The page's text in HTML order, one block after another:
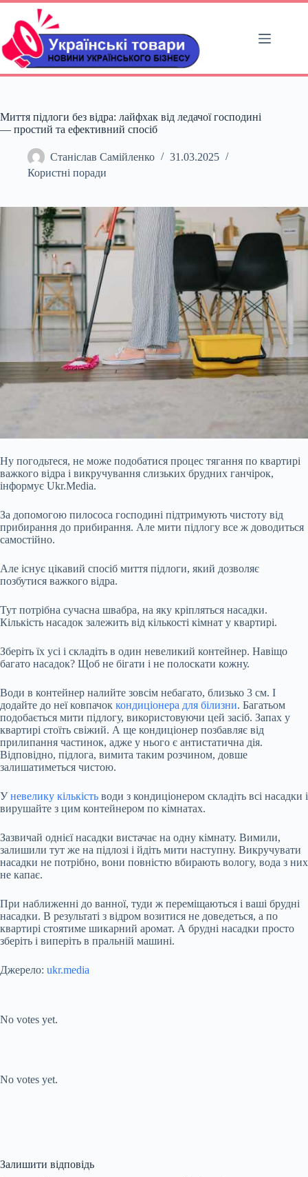
Перейти
вмісту
Миття підлоги без відра: лайфхак від ледачої господині
— простий та ефективний спосіб
Станіслав Самійленко
31.03.2025
Користні поради
Ну погодьтеся, не може подобатися процес тягання по квартирі
важкого відра і викручування слизьких брудних ганчірок,
інформує Ukr.Media.
За допомогою пилососа господині підтримують чистоту від
прибирання до прибирання. Але мити підлогу все ж доводиться
самостійно.
Але існує цікавий спосіб миття підлоги, який дозволяє
позбутися важкого відра.
Тут потрібна сучасна швабра, на яку кріпляться насадки.
Кількість насадок залежить від кількості кімнат у квартирі.
Зберіть їх усі і складіть в один невеликий контейнер. Навіщо
багато насадок? Щоб не бігати і не полоскати кожну.
Води в контейнер налийте зовсім небагато, близько 3 см. І
додайте до неї ковпачок кондиціонера для білизни. Багатьом
подобається мити підлогу, використовуючи цей засіб. Запах у
квартирі стоїть свіжий. А ще кондиціонер позбавляє від
прилипання частинок, адже у нього є антистатична дія.
Відповідно, підлога, вимита таким розчином, довше
залишатиметься чистою.
Уневелику кількість води з кондиціонером складіть всі насадки і
вирушайте з цим контейнером по кімнатах.
Зазвичай однієї насадки вистачає на одну кімнату. Вимили,
залишили тут же на підлозі і йдіть мити наступну. Викручувати
насадки не потрібно, вони повністю вбирають вологу, вода з них
не капає.
При наближенні до ванної, туди ж переміщаються і ваші брудні
насадки. В результаті з відром возитися не доведеться, а по
квартирі стоятиме шикарний аромат. А брудні насадки просто
зберіть і виперіть в пральній машині.
Джерело: ukr.media
No votes yet.
No votes yet.
Залишити відповідь